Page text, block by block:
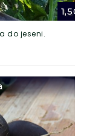
1,50
do jeseni.